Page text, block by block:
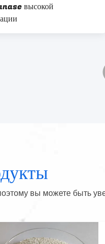
высокой
вы можете быть